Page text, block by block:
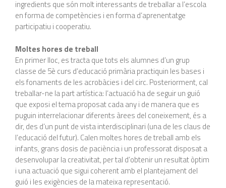
ingredients que són molt interessants de treballar a l’escola
en forma de competències i en forma d’aprenentatge
participatiu i cooperatiu.
Moltes hores de treball
En primer lloc, es tracta que tots els alumnes d’un grup
classe de 5è curs d’educació primària practiquin les bases i
els fonaments de les acrobàcies i del circ. Posteriorment, cal
treballar-ne la part artística: l’actuació ha de seguir un guió
que exposi el tema proposat cada any i de manera que es
puguin interrelacionar diferents àrees del coneixement, és a
dir, des d’un punt de vista interdisciplinari (una de les claus de
l’educació del futur). Calen moltes hores de treball amb els
infants, grans dosis de paciència i un professorat disposat a
desenvolupar la creativitat, per tal d’obtenir un resultat òptim
i una actuació que sigui coherent amb el plantejament del
guió i les exigències de la mateixa representació.